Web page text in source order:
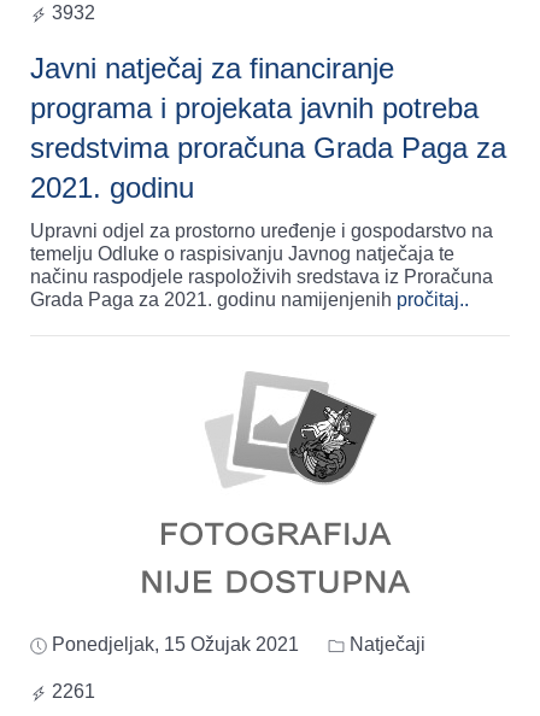
3932
Javni natječaj za financiranje
programa i projekata javnih potreba
sredstvima proračuna Grada Paga za
2021. godinu
Upravni odjel za prostorno uređenje i gospodarstvo na
temelju Odluke o raspisivanju Javnog natječaja te
načinu raspodjele raspoloživih sredstava iz Proračuna
Grada Paga za 2021. godinu namijenjenih pročitaj..
Ponedjeljak, 15 Ožujak 2021 Natječaji
2261